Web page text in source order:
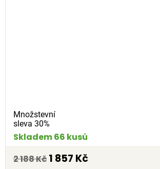
Množstevní
sleva 30%
Skladem 66 kusů
2 188 Kč 1 857 Kč